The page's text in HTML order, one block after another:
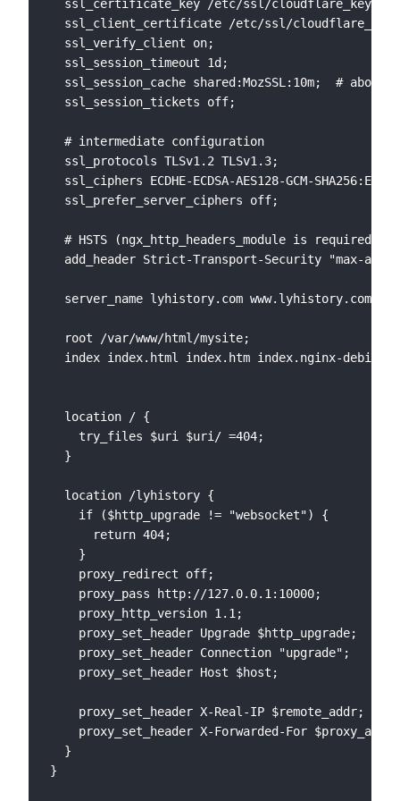
ssl_certificate_key /etc/ssl/
ssl_client_certificate /etc/ssl/
  ssl_verify_client on;
  ssl_session_timeout 1d;
ssl_session_cache shared:MozSSL:10m;  # about
  ssl_session_tickets off;
  # intermediate configuration
  ssl_protocols TLSv1.2 TLSv1.3;
ssl_ciphers ECDHE-ECDSA-AES128-GCM-
  ssl_prefer_server_ciphers off;
# HSTS (ngx_http_headers_module is required)
add_header Strict-Transport-Security "max-
  server_name lyhistory.com www.lyhistory.com;
  root /var/www/html/mysite;
index index.html index.htm index.nginx-
  location / {
    try_files $uri $uri/ =404;
  }
  location /lyhistory {
    if ($http_upgrade != "websocket") {
      return 404;
    }
    proxy_redirect off;
    proxy_pass http://127.0.0.1:10000;
    proxy_http_version 1.1;
    proxy_set_header Upgrade $http_upgrade;
    proxy_set_header Connection "upgrade";
    proxy_set_header Host $host;
    proxy_set_header X-Real-IP $remote_addr;
proxy_set_header X-Forwarded-For
  }
}